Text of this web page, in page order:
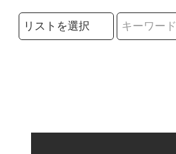
検索リストの選択